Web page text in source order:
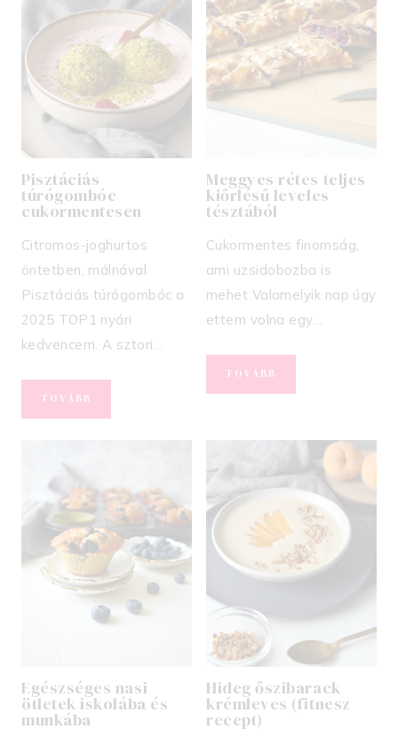
Pisztáciás
túrógombóc
cukormentesen
Citromos-joghurtos
öntetben, málnával
Pisztáciás túrógombóc a
2025 TOP1 nyári
kedvencem. A sztori…
TOVÁBB
TÚRÓGOMBÓC
Meggyes rétes teljes
kiőrlésű leveles
tésztából
Cukormentes finomság,
ami uzsidobozba is
mehet Valamelyik nap úgy
ettem volna egy…
TOVÁBB
RÉTES
LEVELES
Egészséges nasi
ötletek iskolába és
munkába
Hideg őszibarack
krémleves (fitnesz
recept)